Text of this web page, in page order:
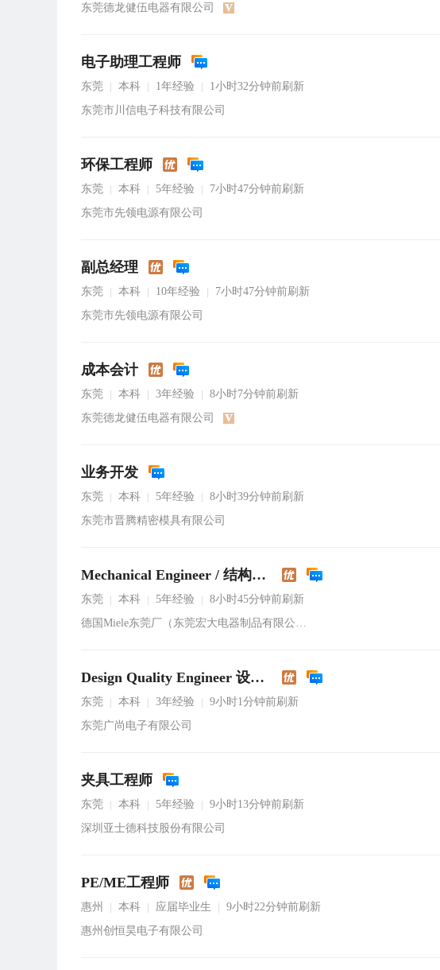
东莞德龙健伍电器有限公司
电子助理工程师
东莞 本科 1年经验
1小时32分钟前刷新
东莞市川信电子科技有限公司
环保工程师
东莞 本科 5年经验
7小时47分钟前刷新
东莞市先领电源有限公司
副总经理
东莞 本科 10年经验
7小时47分钟前刷新
东莞市先领电源有限公司
成本会计
东莞 本科 3年经验
8小时7分钟前刷新
东莞德龙健伍电器有限公司
业务开发
东莞 本科 5年经验
8小时39分钟前刷新
东莞市晋腾精密模具有限公司
Mechanical Engineer / 结构工程师
东莞 本科 5年经验
8小时45分钟前刷新
德国Miele东莞厂（东莞宏大电器制品有限公司）
Design Quality Engineer 设计品质工程师
东莞 本科 3年经验
9小时1分钟前刷新
东莞广尚电子有限公司
夹具工程师
东莞 本科 5年经验
9小时13分钟前刷新
深圳亚士德科技股份有限公司
PE/ME工程师
惠州 本科 应届毕业生
9小时22分钟前刷新
惠州创恒昊电子有限公司